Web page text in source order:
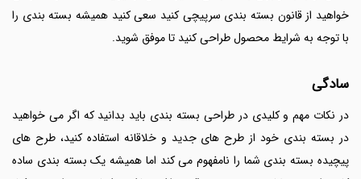
خواهید از قانون بسته بندی سرپیچی کنید سعی کنید همیشه بسته بندی را
با توجه به شرایط محصول طراحی کنید تا موفق شوید.
سادگی
در نکات مهم و کلیدی در طراحی بسته بندی باید بدانید که اگر می خواهید
در بسته بندی خود از طرح های جدید و خلاقانه استفاده کنید، طرح های
پیچیده بسته بندی شما را نامفهوم می کند اما همیشه یک بسته بندی ساده